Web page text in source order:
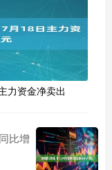
力资金净卖出
比增